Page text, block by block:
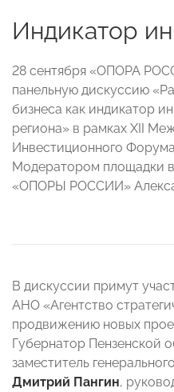
Индикатор
28 сентября «ОПОРА
панельную дискуссию
бизнеса как индикатор
региона» в рамках XII
Инвестиционного
Модератором площадки
«ОПОРЫ РОССИИ»
В дискуссии примут
АНО «Агентство
продвижению новых
Губернатор Пензенской
заместитель
Дмитрий Пангин,